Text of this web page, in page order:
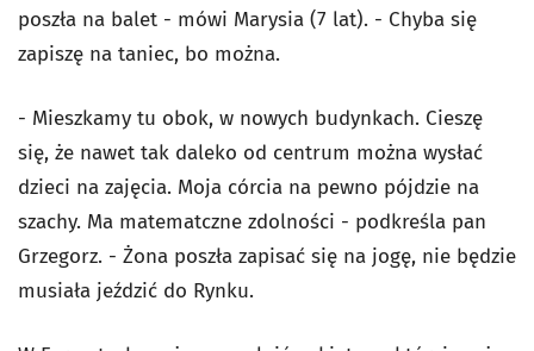
poszła na balet - mówi Marysia (7 lat). - Chyba się
zapiszę na taniec, bo można.
- Mieszkamy tu obok, w nowych budynkach. Cieszę
się, że nawet tak daleko od centrum można wysłać
dzieci na zajęcia. Moja córcia na pewno pójdzie na
szachy. Ma matematczne zdolności - podkreśla pan
Grzegorz. - Żona poszła zapisać się na jogę, nie będzie
musiała jeździć do Rynku.